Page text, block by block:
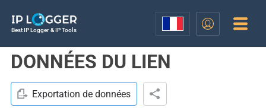
Best IP Logger & IP Tools
DONNÉES DU LIEN
Exportation de données